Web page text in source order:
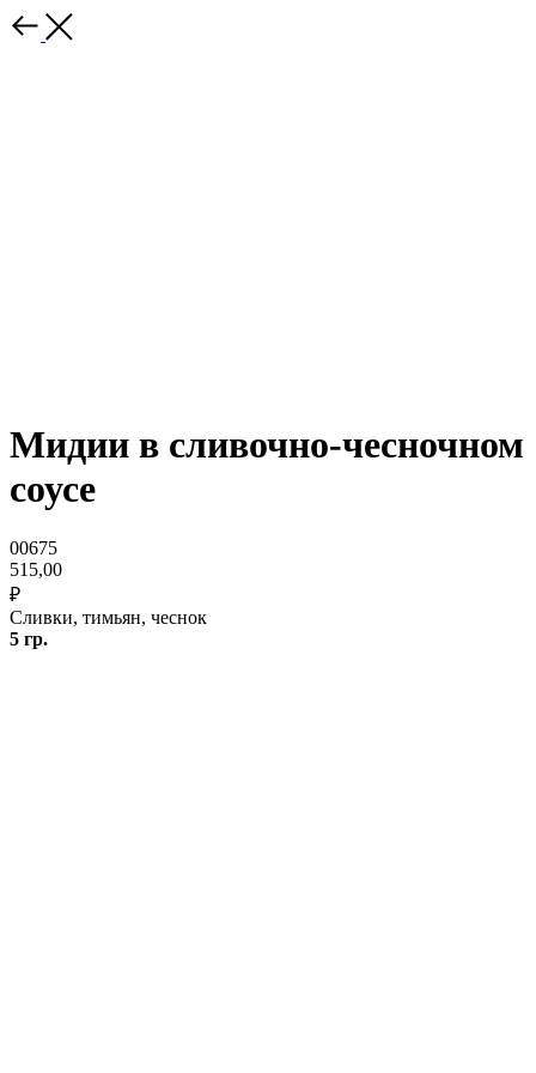
Мидии в сливочно-чесночном
соусе
00675
515,00
₽
Сливки, тимьян, чеснок
5 гр.